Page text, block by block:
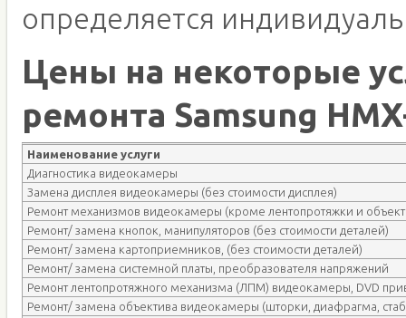
определяется
Цены на некоторые
ремонта Samsung
Наименование услуги
Диагностика видеокамеры
Замена дисплея видеокамеры (без стоимости дисплея)
Ремонт механизмов видеокамеры (кроме лентопротяжки и
Ремонт/ замена кнопок, манипуляторов (без стоимости деталей)
Ремонт/ замена картоприемников, (без стоимости деталей)
Ремонт/ замена системной платы, преобразователя напряжений
Ремонт лентопротяжного механизма (ЛПМ) видеокамеры, DVD
Ремонт/ замена объектива видеокамеры (шторки, диафрагма,